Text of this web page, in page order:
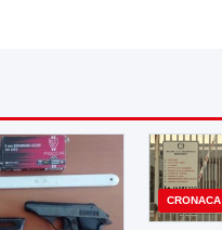
CRONACA